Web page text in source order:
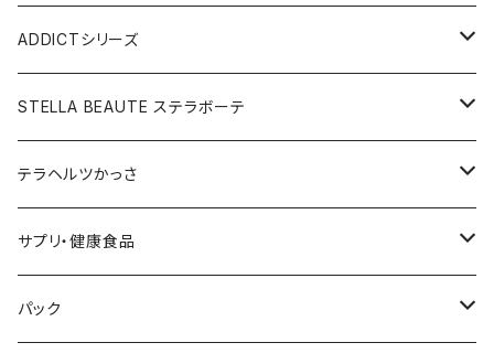
レーザー&EMSリフトブラシPRO2.0
V3 Ｖスピック ブライトデリバリーC
V3 ＶスピックCマスク
V3インテリジェントファンデーション
スリムレイビタマインリポソームC
V3ベースメイクセット
紫外線対策&抗酸化サプリ
メディテーションゲル2本セット
メディテーションゲル&クレンジングセット
リップアディクトセット
レフィル
V3シャイニングファンデーション
レフィル
V3ブリリアントファンデーション
レフィル
V3インテリジェントファンデーション
レフィル
V3プライマー
VMファンデーション
VC美容液
Ｃグロウミスト
ブライトデリバリーC
Cマスク
Cトナー
スターターセット
VMファンデーション
メンズクレンザー
メンズ化粧水
メンズオールインワンセラム
ADDICTシリーズ
ラッシュアディクト
ラッシュトランスカラ
まつ毛美容液
リップアディクト
ヘアーアディクト
STELLA BEAUTE ステラボーテ
ビューティフェイススティックRIN
ビューティフェイススティック2.0
レーザー＆EMSリフトブラシPRO2.0
テラヘルツかっさ
雫型
円盤
サプリ・健康食品
V3ブライトデリバリーC
パック